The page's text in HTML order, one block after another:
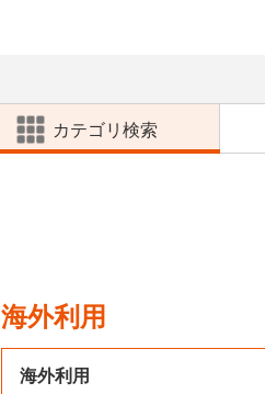
カテゴリ検索
海外利用
海外利用